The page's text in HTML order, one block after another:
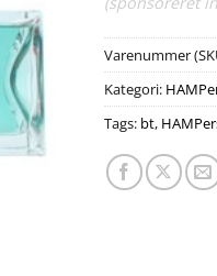
Varenummer
Kategori:
Tags: bt,